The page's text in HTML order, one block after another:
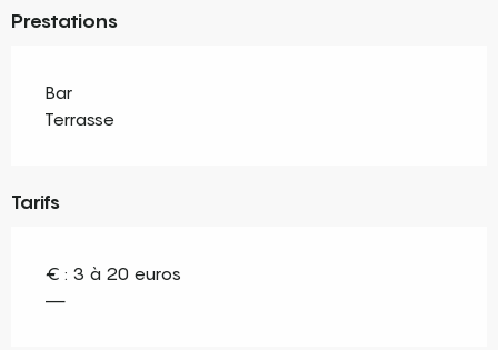
Prestations
Bar
Terrasse
Tarifs
€ : 3 à 20 euros
—